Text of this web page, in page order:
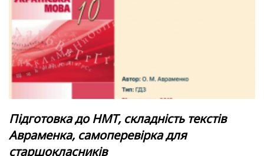
Підготовка до НМТ, складність текстів
Авраменка, самоперевірка для
старшокласників